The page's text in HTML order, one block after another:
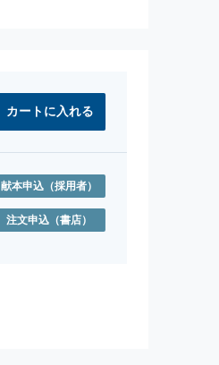
献本申込 （採用者）
注文申込 （書店）